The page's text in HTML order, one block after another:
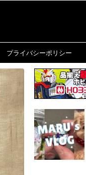
プライバシーポリシー